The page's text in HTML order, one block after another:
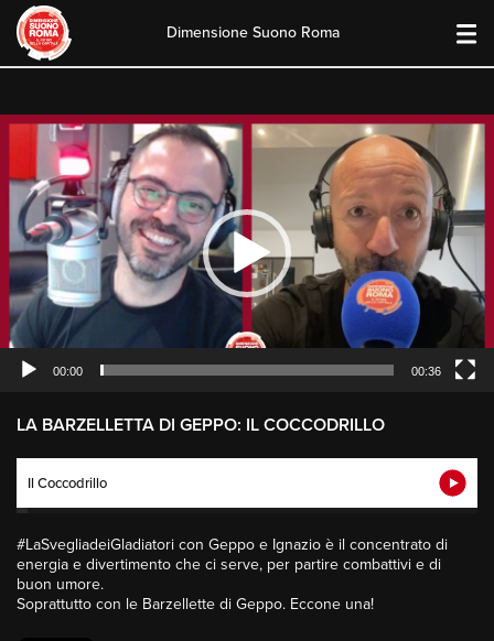
content
Dimensione Suono Roma
Video
00:00 00:36
LA BARZELLETTA DI GEPPO: IL COCCODRILLO
Il Coccodrillo
#LaSvegliadeiGladiatori con Geppo e Ignazio è il concentrato di
energia e divertimento che ci serve, per partire combattivi e di
buon umore.
Soprattutto con le Barzellette di Geppo. Eccone una!